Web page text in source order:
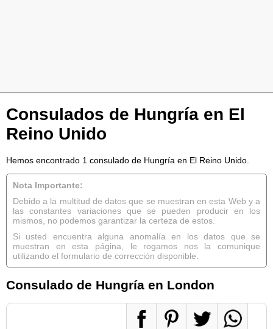
Consulados de Hungría en El
Reino Unido
Hemos encontrado 1 consulado de Hungría en El Reino Unido.
Nota Importante:
Debido a la multitud de datos que se muestran en esta Web y a
las constantes variaciones que se pueden producir en los
mismos, no podemos garantizar la certeza de estos.
Si usted encuentra alguna anomalía en los datos que se
muestran en esta página, le rogamos nos la comunique
utilizando el formulario de corrección disponible.
Consulado de Hungría en London